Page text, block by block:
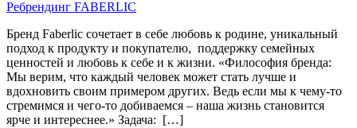
Ребрендинг FABERLIC
Бренд Faberlic сочетает в себе любовь к родине, уникальный
подход к продукту и покупателю, поддержку семейных
ценностей и любовь к себе и к жизни. «Философия бренда:
Мы верим, что каждый человек может стать лучше и
вдохновить своим примером других. Ведь если мы к чему-то
стремимся и чего-то добиваемся – наша жизнь становится
ярче и интереснее.» Задача: […]